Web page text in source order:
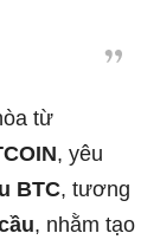
từ
, yêu
BTC, tương
, nhằm tạo